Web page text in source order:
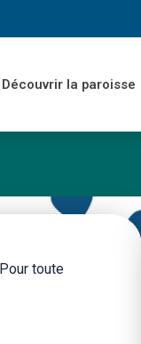
Découvrir la paroisse
toute